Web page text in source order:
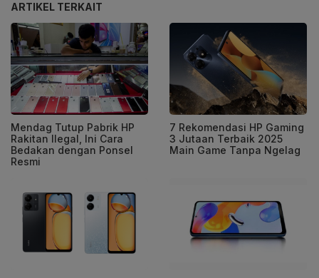
ARTIKEL TERKAIT
Mendag Tutup Pabrik HP
Rakitan Ilegal, Ini Cara
Bedakan dengan Ponsel
Resmi
7 Rekomendasi HP Gaming
3 Jutaan Terbaik 2025
Main Game Tanpa Ngelag